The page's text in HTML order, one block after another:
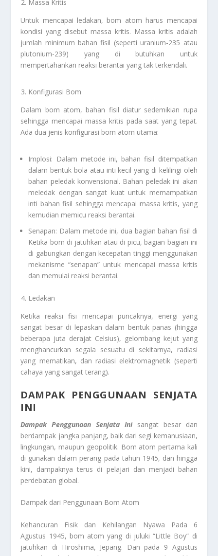
Massa Kritis
Untuk mencapai ledakan, bom atom harus mencapai
kondisi yang disebut massa kritis. Massa kritis adalah
jumlah minimum bahan fisil (seperti uranium-235 atau
plutonium-239) yang di butuhkan untuk
mempertahankan reaksi berantai yang tak terkendali.
Konfigurasi Bom
Dalam bom atom, bahan fisil diatur sedemikian rupa
sehingga mencapai massa kritis pada saat yang tepat.
Ada dua jenis konfigurasi bom atom utama:
Implosi: Dalam metode ini, bahan fisil ditempatkan
dalam bentuk bola atau inti kecil yang di kelilingi oleh
bahan peledak konvensional. Bahan peledak ini akan
meledak dengan sangat kuat untuk memampatkan
inti bahan fisil sehingga mencapai massa kritis, yang
kemudian memicu reaksi berantai.
Senapan: Dalam metode ini, dua bagian bahan fisil di
Ketika bom di jatuhkan atau di picu, bagian-bagian ini
di gabungkan dengan kecepatan tinggi menggunakan
mekanisme “senapan” untuk mencapai massa kritis
dan memulai reaksi berantai.
Ledakan
Ketika reaksi fisi mencapai puncaknya, energi yang
sangat besar di lepaskan dalam bentuk panas (hingga
beberapa juta derajat Celsius), gelombang kejut yang
menghancurkan segala sesuatu di sekitarnya, radiasi
yang mematikan, dan radiasi elektromagnetik (seperti
cahaya yang sangat terang).
DAMPAK PENGGUNAAN SENJATA
INI
Dampak PenggunaanSenjata Ini sangat besar dan
berdampak jangka panjang, baik dari segi kemanusiaan,
lingkungan, maupun geopolitik. Bom atom pertama kali
di gunakan dalam perang pada tahun 1945, dan hingga
kini, dampaknya terus di pelajari dan menjadi bahan
perdebatan global.
Dampak dari Penggunaan Bom Atom
Kehancuran Fisik dan Kehilangan Nyawa Pada 6
Agustus 1945, bom atom yang di juluki “Little Boy” di
jatuhkan di Hiroshima, Jepang. Dan pada 9 Agustus